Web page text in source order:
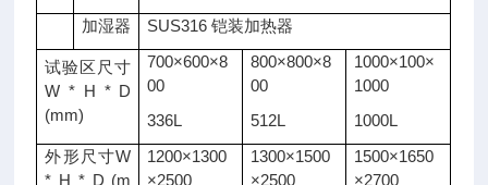
加湿器
SUS316 铠装加热器
试验区尺寸
W * H * D
(mm)
700×600×8
00
336L
800×800×8
00
512L
1000×100×
1000
1000L
外形尺寸W
* H * D (m
1200×1300
×2500
1300×1500
×2500
1500×1650
×2700